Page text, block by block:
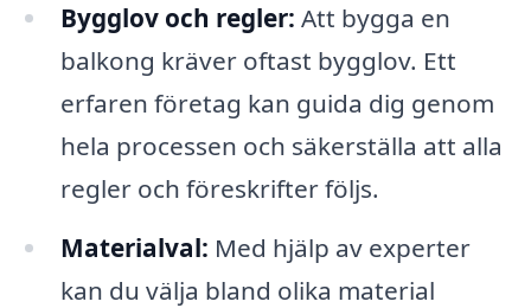
Bygglov och regler: Att bygga en
balkong kräver oftast bygglov. Ett
erfaren företag kan guida dig genom
hela processen och säkerställa att alla
regler och föreskrifter följs.
Materialval: Med hjälp av experter
kan du välja bland olika material